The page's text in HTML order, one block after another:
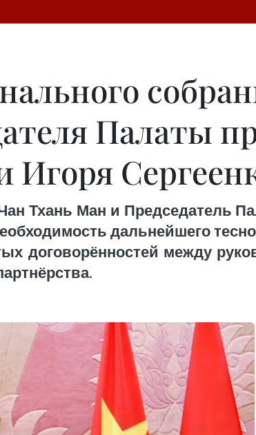
Палаты
Игоря
Тхань Ман и Председатель
дальнейшего
договорённостей между